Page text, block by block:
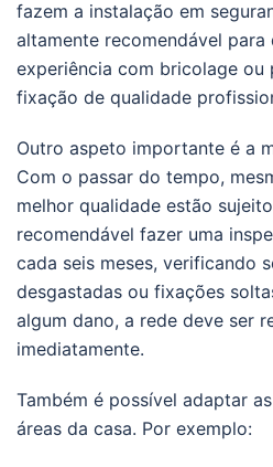
fazem a instalação em
altamente recomendável para
experiência com bricolage ou
fixação de qualidade
Outro aspeto importante é a
Com o passar do tempo,
melhor qualidade estão
recomendável fazer uma
cada seis meses, verificando
desgastadas ou fixações
algum dano, a rede deve ser
imediatamente.
Também é possível adaptar
áreas da casa. Por exemplo: